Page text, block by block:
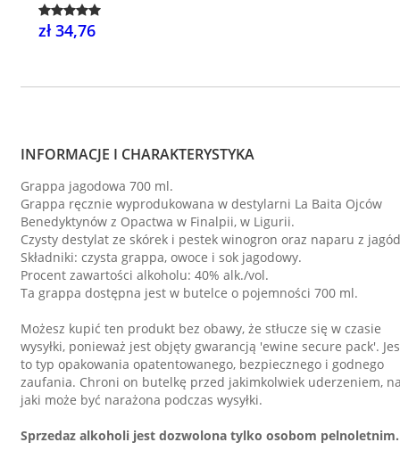
zł 34,76
INFORMACJE I CHARAKTERYSTYKA
Grappa jagodowa 700 ml.
Grappa ręcznie wyprodukowana w destylarni La Baita Ojców
Benedyktynów z Opactwa w Finalpii, w Ligurii.
Czysty destylat ze skórek i pestek winogron oraz naparu z
Składniki: czysta grappa, owoce i sok jagodowy.
Procent zawartości alkoholu: 40% alk./vol.
Ta grappa dostępna jest w butelce o pojemności 700 ml.
Możesz kupić ten produkt bez obawy, że stłucze się w czasie
wysyłki, ponieważ jest objęty gwarancją 'ewine secure pack'.
to typ opakowania opatentowanego, bezpiecznego i godnego
zaufania. Chroni on butelkę przed jakimkolwiek uderzeniem,
jaki może być narażona podczas wysyłki.
Sprzedaz alkoholi jest dozwolona tylko osobom pelnoletnim.